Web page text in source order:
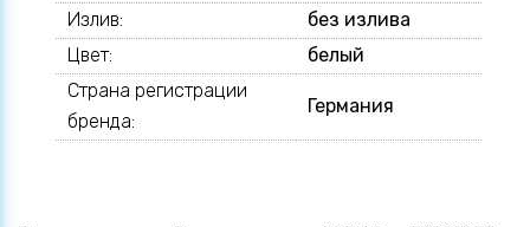
Излив:
без излива
Цвет:
белый
Страна регистрации
бренда:
Германия